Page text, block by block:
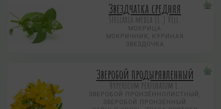
Звездчатка средняя
Stellaria media (L.) Vill.
МОКРИЦА
МОКРИЧНИК, КУРИНАЯ
ЗВЕЗДОЧКА
Зверобой продырявленный
Hypericum perforatum L.
ЗВЕРОБОЙ ПРОНЗЁННОЛИСТНЫЙ,
ЗВЕРОБОЙ ПРОНЗЁННЫЙ